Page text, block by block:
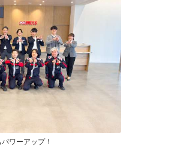
ワーアップ！